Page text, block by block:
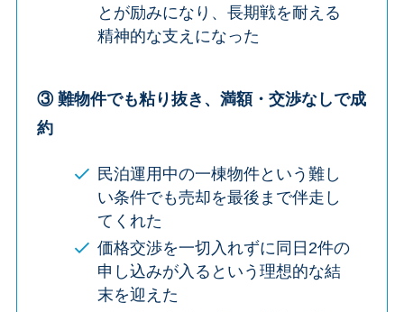
とが励みになり、長期戦を耐える
精神的な支えになった
③難物件でも粘り抜き、満額・交渉なしで成
約
民泊運用中の一棟物件という難し
い条件でも売却を最後まで伴走し
てくれた
価格交渉を一切入れずに同日2件の
申し込みが入るという理想的な結
末を迎えた